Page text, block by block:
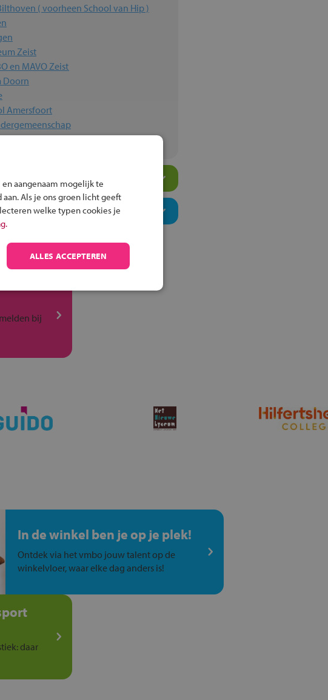
( voorheen School van Hip )
Zeist
en MAVO Zeist
Doorn
Amersfoort
bij
In de winkel ben je op je plek!
Ontdek via het vmbo jouw talent op de
winkelvloer, waar elke dag anders is!
daar
aangenaam mogelijk te
Als je ons groen licht geeft
welke typen cookies je
ALLES ACCEPTEREN